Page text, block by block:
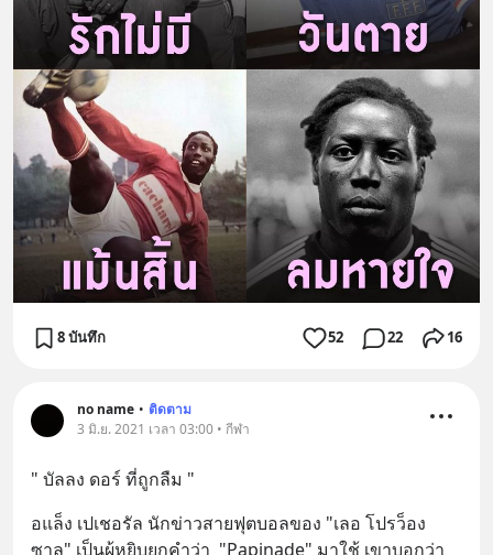
8 บันทึก 52 22 16
no name • ติดตาม
3 มิ.ย. 2021 เวลา 03:00 • กีฬา
" บัลลง ดอร์ ที่ถูกลืม "
อแล็ง เปเชอรัล นักข่าวสายฟุตบอลของ "เลอ โปรว็อง
ซาล" เป็นผู้หยิบยกคำว่า  "Papinade" มาใช้ เขาบอกว่า